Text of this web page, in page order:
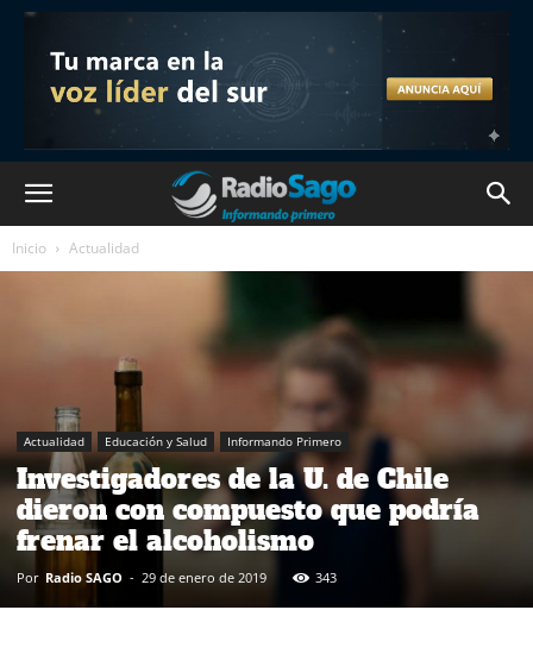
Inicio Actualidad
Actualidad Educación y Salud Informando Primero
Investigadores de la U. de Chile
dieron con compuesto que podría
frenar el alcoholismo
Por Radio SAGO - 29 de enero de 2019 343